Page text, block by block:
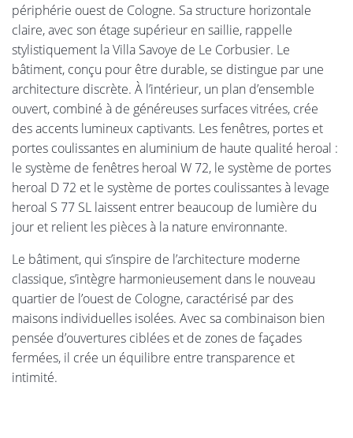
périphérie ouest de Cologne. Sa structure horizontale
claire, avec son étage supérieur en saillie, rappelle
stylistiquement la Villa Savoye de Le Corbusier. Le
bâtiment, conçu pour être durable, se distingue par une
architecture discrète. À l’intérieur, un plan d’ensemble
ouvert, combiné à de généreuses surfaces vitrées, crée
des accents lumineux captivants. Les fenêtres, portes et
portes coulissantes en aluminium de haute qualité heroal :
le système de fenêtres heroal W 72, le système de portes
heroal D 72 et le système de portes coulissantes à levage
heroal S 77 SL laissent entrer beaucoup de lumière du
jour et relient les pièces à la nature environnante.
Le bâtiment, qui s’inspire de l’architecture moderne
classique, s’intègre harmonieusement dans le nouveau
quartier de l’ouest de Cologne, caractérisé par des
maisons individuelles isolées. Avec sa combinaison bien
pensée d’ouvertures ciblées et de zones de façades
fermées, il crée un équilibre entre transparence et
intimité.